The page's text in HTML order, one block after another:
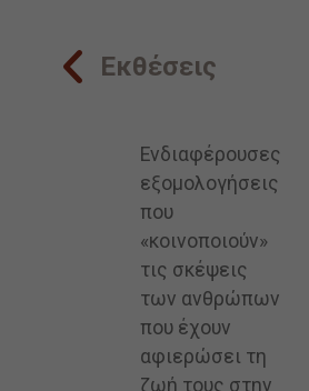
Εκθέσεις
Ενδιαφέρουσες
εξομολογήσεις
που
«κοινοποιούν»
τις σκέψεις
των ανθρώπων
που έχουν
αφιερώσει τη
ζωή τους στην